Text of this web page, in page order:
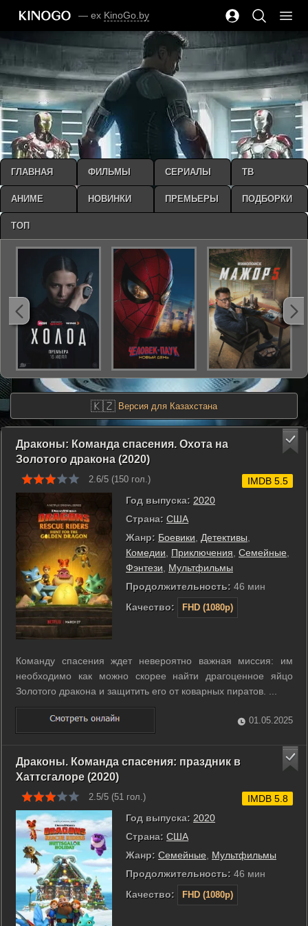
— ex KinoGo.by
🇰🇿 Версия для Казахстана
Драконы: Команда спасения. Охота на
Золотого дракона (2020)
2.6/5 (150 гол.)
Год выпуска: 2020
Страна: США
Жанр: Боевики Детективы
Комедии
Приключения Семейные
Фэнтези
Мультфильмы
Продолжительность: 46 мин
Качество:
FHD (1080p)
IMDB 5.5
Команду спасения ждет невероятно важная миссия: им
необходимо как можно скорее найти драгоценное яйцо
Золотого дракона и защитить его от коварных пиратов. ...
01.05.2025
Драконы. Команда спасения: праздник в
Хаттсгалоре (2020)
2.5/5 (51 гол.)
Год выпуска: 2020
Страна: США
Жанр: Семейные
Мультфильмы
Продолжительность: 46 мин
Качество:
FHD (1080p)
IMDB 5.8
ГЛАВНАЯ ФИЛЬМЫ СЕРИАЛЫ ТВ
АНИМЕ НОВИНКИ ПРЕМЬЕРЫ ПОДБОРКИ
ТОП